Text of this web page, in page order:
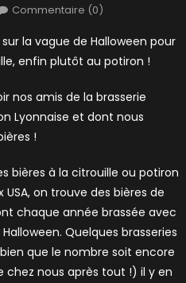
Commentaire (0)
la vague de Halloween pour
enfin plutôt au potiron !
nos amis de la brasserie
Lyonnaise et dont nous
!
bières à la citrouille ou potiron
on trouve des bières de
chaque année brassée avec
Quelques brasseries
que le nombre soit encore
chez nous après tout !) il y en